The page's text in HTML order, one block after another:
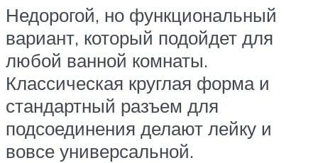
Недорогой, но функциональный
вариант, который подойдет для
любой ванной комнаты.
Классическая круглая форма и
стандартный разъем для
подсоединения делают лейку и
вовсе универсальной.